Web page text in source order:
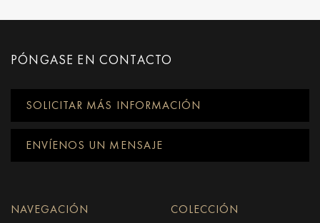
PÓNGASE EN CONTACTO
SOLICITAR MÁS INFORMACIÓN
ENVÍENOS UN MENSAJE
NAVEGACIÓN
COLECCIÓN